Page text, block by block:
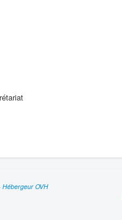
Hébergeur OVH